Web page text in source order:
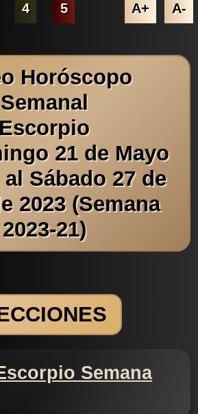
4 5 A+ A-
Horóscopo
Semanal
Escorpio
21 de Mayo
al Sábado 27 de
2023 (Semana
2023-21)
Semana